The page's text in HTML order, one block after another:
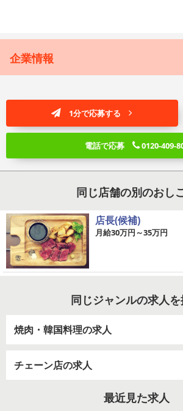
企業情報
1分で応募する
電話で応募 0120-409-
同じ店舗の別のおし
店長(候補)
月給30万円～35万円
同じジャンルの求人
焼肉・韓国料理の求人
チェーン店の求人
最近見た求人